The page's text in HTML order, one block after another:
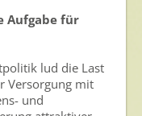
Aufgabe für
lud die Last
Versorgung mit
und